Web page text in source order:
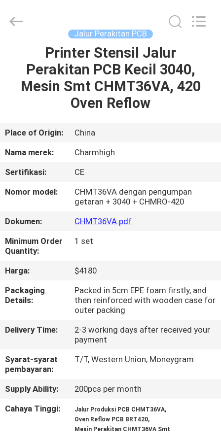
RUMAH
PRODUK
TENTANG
TUR
KONTROL
KUALITAS
HUBUNGI
KAMI
BERITA
SHOPPING
ON
LINE
TECHNOLOGY
LIMITED.
Jalur Perakitan PCB
Printer Stensil Jalur
Perakitan PCB Kecil 3040,
Mesin Smt CHMT36VA, 420
Oven Reflow
Place of Origin:
China
Nama merek:
Charmhigh
Sertifikasi:
CE
Nomor model:
CHMT36VA dengan pengumpan
getaran + 3040 + CHMRO-420
Dokumen:
CHMT36VA.pdf
Minimum Order
Quantity:
1 set
Harga:
$4180
Packaging
Details:
Packed in 5cm EPE foam firstly, and
then reinforced with wooden case for
outer packing
Delivery Time:
2-3 working days after received your
payment
Syarat-syarat
pembayaran:
T/T, Western Union, Moneygram
Supply Ability:
200pcs per month
Cahaya Tinggi:
Jalur Produksi PCB CHMT36VA,
Oven Reflow PCB BRT420,
Mesin Perakitan CHMT36VA Smt